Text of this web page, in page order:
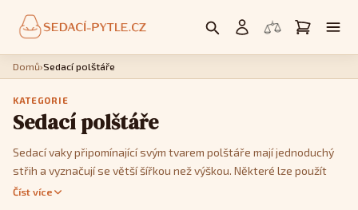
Domů›Sedací polštáře
KATEGORIE
Sedací polštáře
Sedací vaky připomínající svým tvarem polštáře mají jednoduchý
střih a vyznačují se větší šířkou než výškou. Některé lze použít
jako křesla, postavíte li je na kratší hranu. Jedná se především o
Číst více